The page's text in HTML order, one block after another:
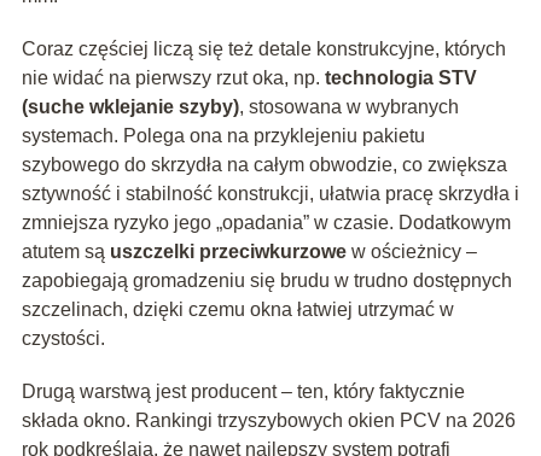
Coraz częściej liczą się też detale konstrukcyjne, których
nie widać na pierwszy rzut oka, np. technologia STV
(suche wklejanie szyby), stosowana w wybranych
systemach. Polega ona na przyklejeniu pakietu
szybowego do skrzydła na całym obwodzie, co zwiększa
sztywność i stabilność konstrukcji, ułatwia pracę skrzydła i
zmniejsza ryzyko jego „opadania” w czasie. Dodatkowym
atutem są uszczelki przeciwkurzowew ościeżnicy –
zapobiegają gromadzeniu się brudu w trudno dostępnych
szczelinach, dzięki czemu okna łatwiej utrzymać w
czystości.
Drugą warstwą jest producent – ten, który faktycznie
składa okno. Rankingi trzyszybowych okien PCV na 2026
rok podkreślają, że nawet najlepszy system potrafi